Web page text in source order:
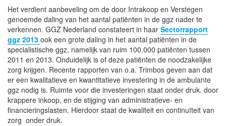
Het verdient aanbeveling om de door Intrakoop en Verstegen
genoemde daling van het aantal patiënten in de ggz nader te
verkennen. GGZ Nederland constateert in haar Sectorrapport
ggz 2013 ook een grote daling in het aantal patiënten in de
specialistische ggz, namelijk van ruim 100.000 patiënten tussen
2011 en 2013. Onduidelijk is of deze patiënten de noodzakelijke
zorg krijgen. Recente rapporten van o.a. Trimbos geven aan dat
er een kwalitatieve en kwantitatieve investering in de ambulante
ggz nodig is. Ruimte voor die investeringen staat onder druk. door
krappere inkoop, en de stijging van administratieve- en
financieringslasten. Hierdoor staat de kwaliteit en continuïteit van
zorg onder druk.